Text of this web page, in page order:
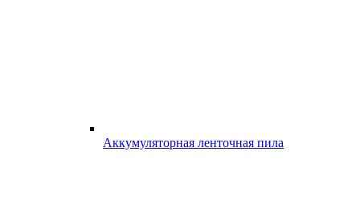
Аккумуляторная ленточная пила